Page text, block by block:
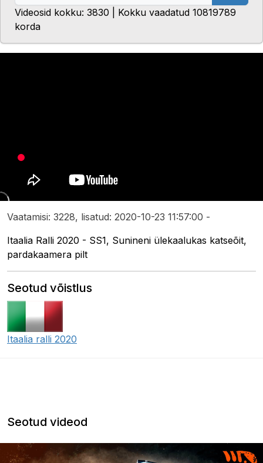
Videosid kokku: 3830 | Kokku vaadatud 10819789
korda
Vaatamisi: 3228, lisatud: 2020-10-23 11:57:00 -
Itaalia Ralli 2020 - SS1, Sunineni ülekaalukas katseõit,
pardakaamera pilt
Seotud võistlus
Itaalia ralli 2020
Seotud videod